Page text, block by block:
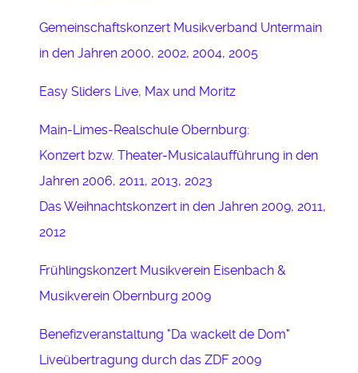
Gemeinschaftskonzert Musikverband Untermain
in den Jahren 2000, 2002, 2004, 2005
Easy Sliders Live, Max und Moritz
Main-Limes-Realschule Obernburg:
Konzert bzw. Theater-Musicalaufführung in den
Jahren 2006, 2011, 2013, 2023
Das Weihnachtskonzert in den Jahren 2009, 2011,
2012
Frühlingskonzert Musikverein Eisenbach &
Musikverein Obernburg 2009
Benefizveranstaltung "Da wackelt de Dom"
Liveübertragung durch das ZDF 2009